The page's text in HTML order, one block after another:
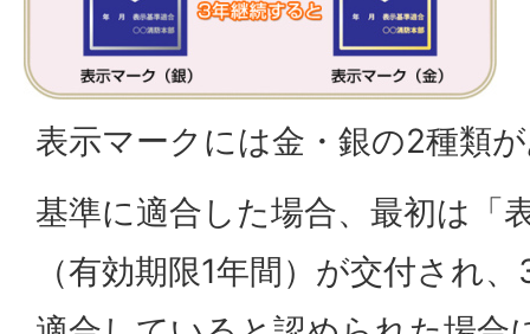
表示マークには金・銀の2種類
基準に適合した場合、最初は「
（有効期限1年間）が交付され